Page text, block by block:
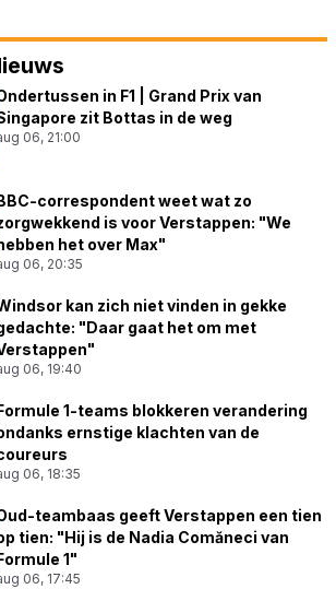
in F1 | Grand Prix van
zit Bottas in de weg
06, 21:00
correspondent weet wat zo
is voor Verstappen: "We
het over Max"
06, 20:35
kan zich niet vinden in gekke
"Daar gaat het om met
06, 19:40
1-teams blokkeren verandering
ernstige klachten van de
06, 18:35
teambaas geeft Verstappen een tien
tien: "Hij is de Nadia Comăneci van
1"
06, 17:45